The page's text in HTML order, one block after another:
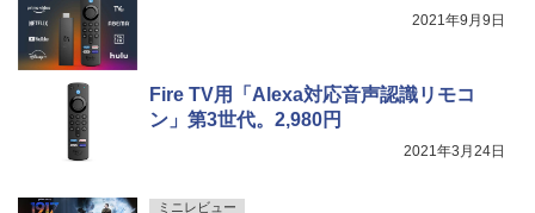
2021年9月9日
Fire TV用「Alexa対応音声認識リモコ
ン」第3世代。2,980円
2021年3月24日
ミニレビュー